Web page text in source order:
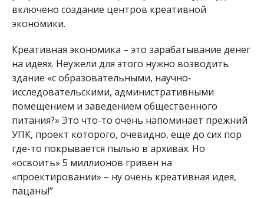
включено создание центров креативной
экономики.
Креативная экономика – это зарабатывание денег
на идеях. Неужели для этого нужно возводить
здание «с образовательными, научно-
исследовательскими, административными
помещением и заведением общественного
питания?» Это что-то очень напоминает прежний
УПК, проект которого, очевидно, еще до сих пор
где-то покрывается пылью в архивах. Но
«освоить» 5 миллионов гривен на
«проектировании» – ну очень креативная идея,
пацаны!”